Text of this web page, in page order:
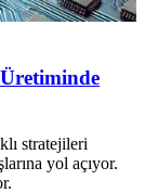
stratejileri
yol açıyor.